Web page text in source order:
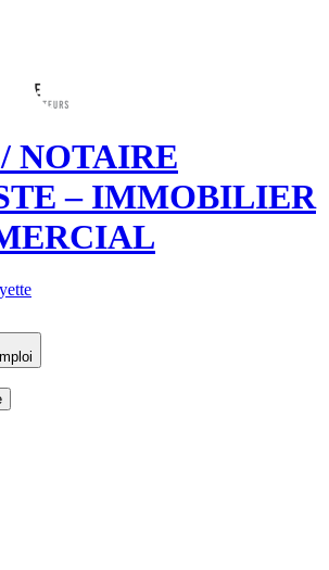
NOTAIRE
– IMMOBILIER